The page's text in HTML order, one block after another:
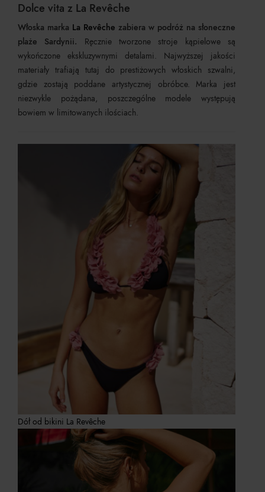
Dolce vita z La Revêche
Włoska marka La Revêche zabiera w podróż na słoneczne
plaże Sardynii. Ręcznie tworzone stroje kąpielowe są
wykończone ekskluzywnymi detalami. Najwyższej jakości
materiały trafiają tutaj do prestiżowych włoskich szwalni,
gdzie zostają poddane artystycznej obróbce. Marka jest
niezwykle pożądana, poszczególne modele występują
bowiem w limitowanych ilościach.
Dół od bikini La Revêche